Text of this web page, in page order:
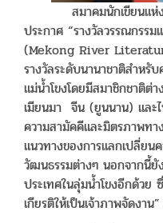
สมาคมนักเขียนแห่งปร
ประกาศ “รางวัลวรรณกรร
(Mekong River
รางวัลระดับนานาชาติสำหรั
แม่น้ำโขงโดยมีสมาชิกชาติต่
เมียนมา จีน (ยูนนาน) แล
ความสามัคคีและมิตรภาพท
แนวทางของการแลกเปลี่ยน
วัฒนธรรมต่างๆ นอกจากนี้ยั
ประเทศในลุ่มน้ำโขงอีกด้วย
เกียรติให้เป็นเจ้าภาพจัดงา